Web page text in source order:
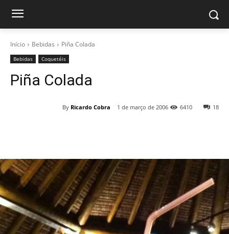
Início Bebidas Piña Colada
Bebidas Coquetéis
Piña Colada
By Ricardo Cobra 1 de março de 2006 18
6410